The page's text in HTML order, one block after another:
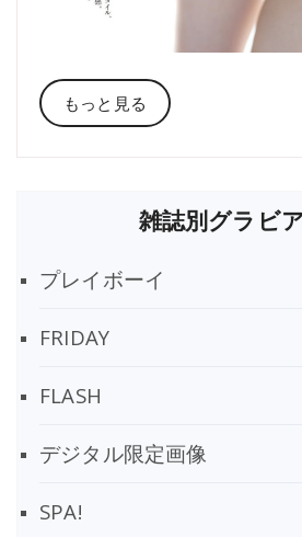
もっと見る
雑誌別グラビ
プレイボーイ
FRIDAY
FLASH
デジタル限定画像
SPA!